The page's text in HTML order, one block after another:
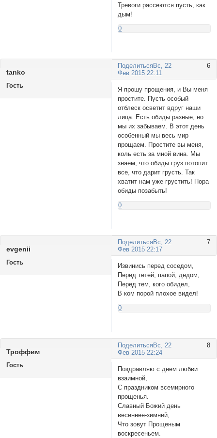
Тревоги рассеются пусть, как
дым!
0
Поделиться 6
Вс, 22
Фев 2015 22:11
tanko
Гость
Я прошу прощения, и Вы меня
простите. Пусть особый
отблеск осветит вдруг наши
лица. Есть обиды разные, но
мы их забываем. В этот день
особенный мы весь мир
прощаем. Простите вы меня,
коль есть за мной вина. Мы
знаем, что обиды груз потопит
все, что дарит грусть. Так
хватит нам уже грустить! Пора
обиды позабыть!
0
Поделиться 7
Вс, 22
Фев 2015 22:17
еvgenii
Гость
Извинись перед соседом,
Перед тетей, папой, дедом,
Перед тем, кого обидел,
В ком порой плохое видел!
0
Поделиться 8
Вс, 22
Фев 2015 22:24
Троффим
Гость
Поздравляю с днем любви
взаимной,
С праздником всемирного
прощенья.
Славный Божий день
весеннее-зимний,
Что зовут Прощеным
воскресеньем.